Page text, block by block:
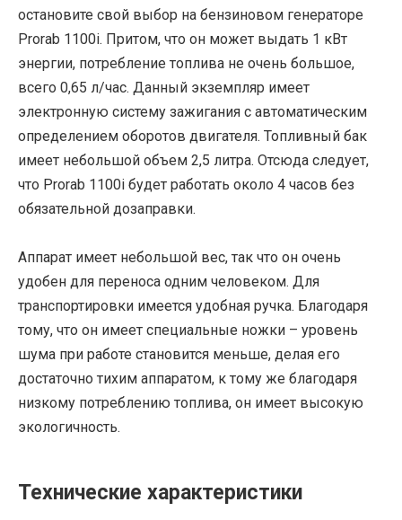
остановите свой выбор на бензиновом генераторе
Prorab 1100i. Притом, что он может выдать 1 кВт
энергии, потребление топлива не очень большое,
всего 0,65 л/час. Данный экземпляр имеет
электронную систему зажигания с автоматическим
определением оборотов двигателя. Топливный бак
имеет небольшой объем 2,5 литра. Отсюда следует,
что Prorab 1100i будет работать около 4 часов без
обязательной дозаправки.
Аппарат имеет небольшой вес, так что он очень
удобен для переноса одним человеком. Для
транспортировки имеется удобная ручка. Благодаря
тому, что он имеет специальные ножки – уровень
шума при работе становится меньше, делая его
достаточно тихим аппаратом, к тому же благодаря
низкому потреблению топлива, он имеет высокую
экологичность.
Технические характеристики